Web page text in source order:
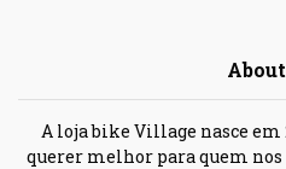
A loja bike Village nasce
querer melhor para quem